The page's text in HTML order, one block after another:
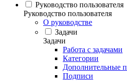
Руководство пользователя
Руководство пользователя
О руководстве
Задачи
Задачи
Работа с задачами
Категории
Дополнительные
Подписи